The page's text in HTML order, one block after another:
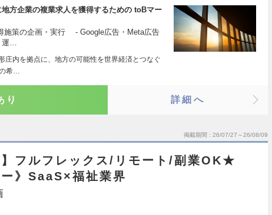
方企業の複業求人を獲得するための toBマー
施策の企画・実行 - Google広告・Meta広告
運…
庄内を拠点に、地方の可能性を世界経済とつなぐ
希…
り 詳細へ
掲載期間 26/07/27～26/08/09
】フルフレックス/リモート/副業OK★
ー》SaaS×福祉業界